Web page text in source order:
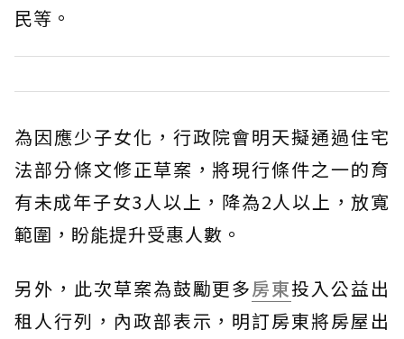
民等。
為因應少子女化，行政院會明天擬通過住宅
法部分條文修正草案，將現行條件之一的育
有未成年子女3人以上，降為2人以上，放寬
範圍，盼能提升受惠人數。
另外，此次草案為鼓勵更多房東投入公益出
租人行列，內政部表示，明訂房東將房屋出